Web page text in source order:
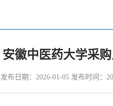
安徽中医药大学采
发布日期：2026-01-05 发布时间：